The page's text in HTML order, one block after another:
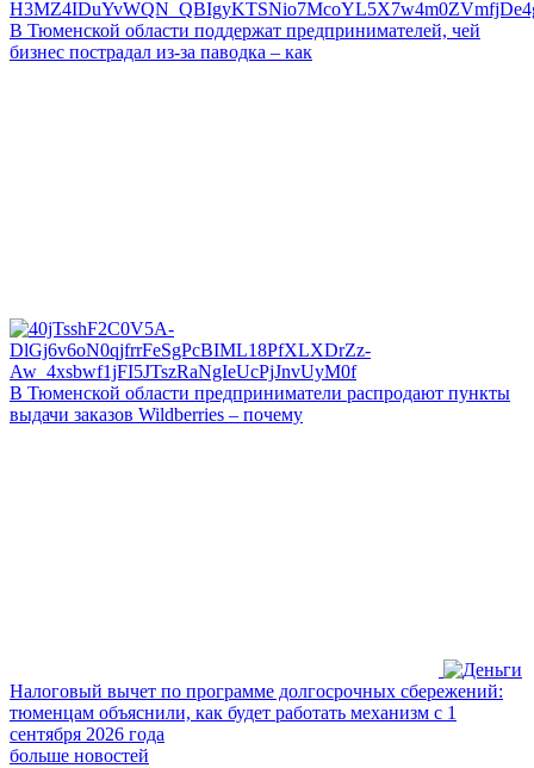
В Тюменской области поддержат предпринимателей, чей
бизнес пострадал из-за паводка – как
В Тюменской области предприниматели распродают пункты
выдачи заказов Wildberries – почему
Налоговый вычет по программе долгосрочных сбережений:
тюменцам объяснили, как будет работать механизм с 1
сентября 2026 года
больше новостей